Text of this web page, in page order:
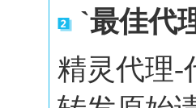
`最佳代
精灵代理-